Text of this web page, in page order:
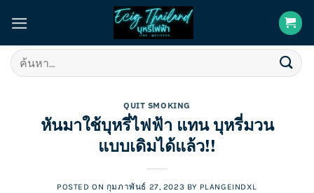
content
ค้นหา:
QUIT SMOKING
หันมาใช้บุหรี่ไฟฟ้า แทน บุหรี่มวน
แบบเดิมได้แล้ว!!
POSTED ON กุมภาพันธ์ 27, 2023 BY PLANGEINDXL